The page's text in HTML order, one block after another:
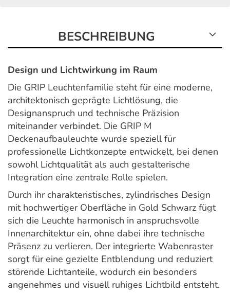
BESCHREIBUNG
Design und Lichtwirkung im Raum
Die GRIP Leuchtenfamilie steht für eine moderne,
architektonisch geprägte Lichtlösung, die
Designanspruch und technische Präzision
miteinander verbindet. Die GRIP M
Deckenaufbauleuchte wurde speziell für
professionelle Lichtkonzepte entwickelt, bei denen
sowohl Lichtqualität als auch gestalterische
Integration eine zentrale Rolle spielen.
Durch ihr charakteristisches, zylindrisches Design
mit hochwertiger Oberfläche in Gold Schwarz fügt
sich die Leuchte harmonisch in anspruchsvolle
Innenarchitektur ein, ohne dabei ihre technische
Präsenz zu verlieren. Der integrierte Wabenraster
sorgt für eine gezielte Entblendung und reduziert
störende Lichtanteile, wodurch ein besonders
angenehmes und visuell ruhiges Lichtbild entsteht.